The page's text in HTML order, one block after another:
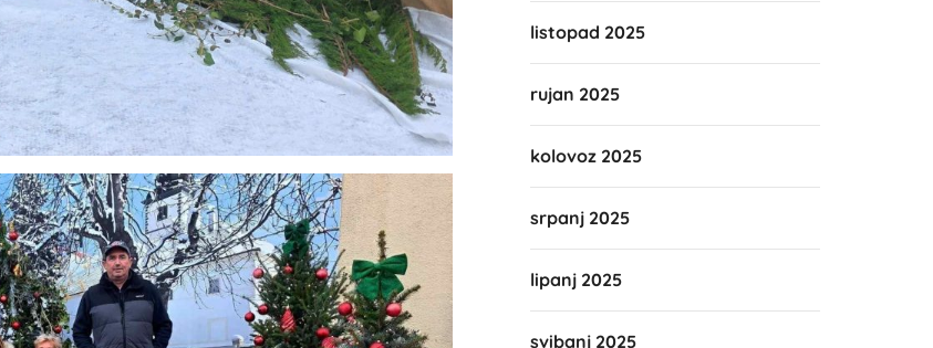
listopad 2025
rujan 2025
kolovoz 2025
srpanj 2025
lipanj 2025
svibanj 2025